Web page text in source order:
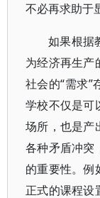
不必再求助于
如果根据
为经济再生产
社会的“需求”
学校不仅是可
场所，也是产
各种矛盾冲突
的重要性。例
正式的课程设